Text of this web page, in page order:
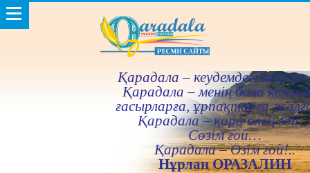
Қарадала – кеудемдегi жез үн
Қарадала – менiң бала кезiм
ғасырларға, ұрпақтарға
Қарадала – қара өлең
Сөзiм ғой…
Қарадала – Өзiм ғой!..
Нұрлан ОРАЗАЛИН